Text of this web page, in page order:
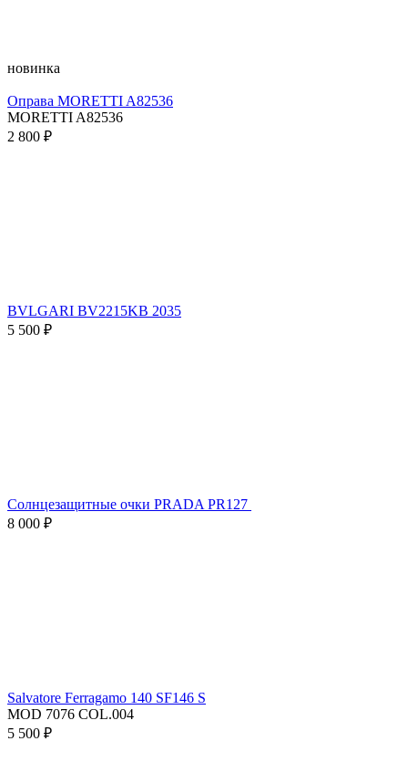
новинка
Оправа MORETTI A82536
MORETTI A82536
2 800 ₽
BVLGARI BV2215KB 2035
5 500 ₽
Солнцезащитные очки PRADA PR127
8 000 ₽
Salvatore Ferragamo 140 SF146 S
MOD 7076 COL.004
5 500 ₽